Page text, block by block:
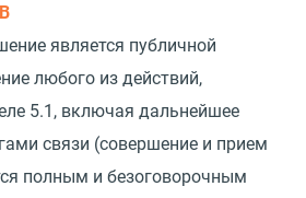
является публичной
любого из действий,
5.1, включая дальнейшее
связи (совершение и прием
полным и безоговорочным